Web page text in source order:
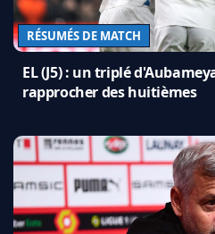
RÉSUMÉS DE MATCH
EL (J5) : un triplé
rapprocher des huitièmes